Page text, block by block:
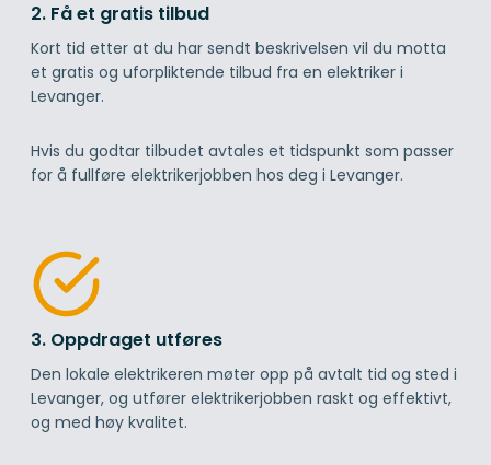
2. Få et gratis tilbud
Kort tid etter at du har sendt beskrivelsen vil du motta
et gratis og uforpliktende tilbud fra en elektriker i
Levanger.
Hvis du godtar tilbudet avtales et tidspunkt som passer
for å fullføre elektrikerjobben hos deg i Levanger.
3. Oppdraget utføres
Den lokale elektrikeren møter opp på avtalt tid og sted i
Levanger, og utfører elektrikerjobben raskt og effektivt,
og med høy kvalitet.